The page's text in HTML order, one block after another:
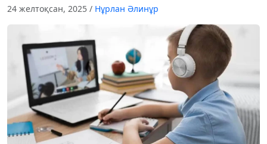
24 желтоқсан, 2025 / Нұрлан Әлинұр